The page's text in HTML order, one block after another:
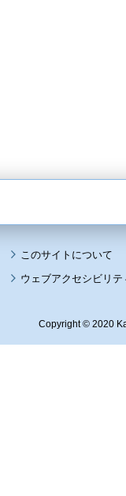
このサイトについて
ウェブアクセシビリテ
Copyright © 2020